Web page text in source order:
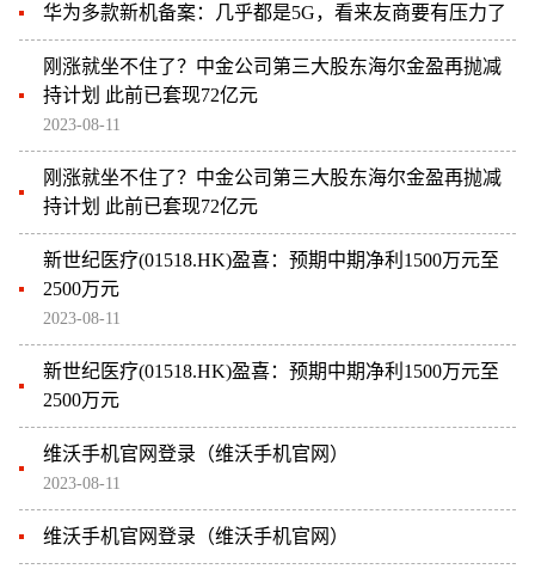
华为多款新机备案：几乎都是5G，看来友商要有压力了
刚涨就坐不住了？中金公司第三大股东海尔金盈再抛减
持计划 此前已套现72亿元
2023-08-11
刚涨就坐不住了？中金公司第三大股东海尔金盈再抛减
持计划 此前已套现72亿元
新世纪医疗(01518.HK)盈喜：预期中期净利1500万元至
2500万元
2023-08-11
新世纪医疗(01518.HK)盈喜：预期中期净利1500万元至
2500万元
维沃手机官网登录（维沃手机官网）
2023-08-11
维沃手机官网登录（维沃手机官网）